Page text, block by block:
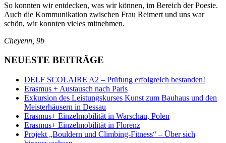
So konnten wir entdecken, was wir können, im Bereich der Poesie.
Auch die Kommunikation zwischen Frau Reimert und uns war
schön, wir konnten vieles mitnehmen.
Cheyenn, 9b
NEUESTE BEITRÄGE
DELF SCOLAIRE A2 – Prüfung erfolgreich bestanden!
Erasmus + Austausch nach Paris
Exkursion des Leistungskurses Kunst zum Bauhaus und den
Meisterhäusern in Dessau
Erasmus+ Einzelmobilität in Warschau, Polen
Erasmus+ Einzelmobilität in Florenz
Projekt „Bouldern und Climbing-Fitness“ – Über sich